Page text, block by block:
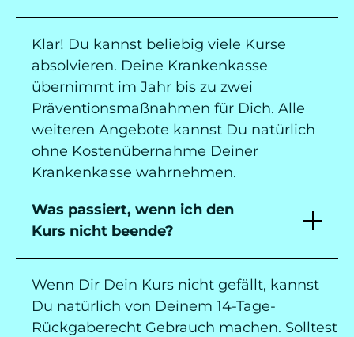
Klar! Du kannst beliebig viele Kurse
absolvieren. Deine Krankenkasse
übernimmt im Jahr bis zu zwei
Präventionsmaßnahmen für Dich. Alle
weiteren Angebote kannst Du natürlich
ohne Kostenübernahme Deiner
Krankenkasse wahrnehmen.
Was passiert, wenn ich den
Kurs nicht beende?
Wenn Dir Dein Kurs nicht gefällt, kannst
Du natürlich von Deinem 14-Tage-
Rückgaberecht Gebrauch machen. Solltest